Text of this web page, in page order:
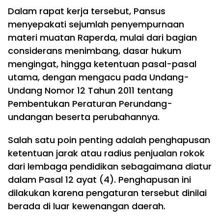
Dalam rapat kerja tersebut, Pansus
menyepakati sejumlah penyempurnaan
materi muatan Raperda, mulai dari bagian
considerans menimbang, dasar hukum
mengingat, hingga ketentuan pasal-pasal
utama, dengan mengacu pada Undang-
Undang Nomor 12 Tahun 2011 tentang
Pembentukan Peraturan Perundang-
undangan beserta perubahannya.
Salah satu poin penting adalah penghapusan
ketentuan jarak atau radius penjualan rokok
dari lembaga pendidikan sebagaimana diatur
dalam Pasal 12 ayat (4). Penghapusan ini
dilakukan karena pengaturan tersebut dinilai
berada di luar kewenangan daerah.